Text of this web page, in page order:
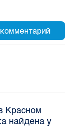
Красном
найдена у